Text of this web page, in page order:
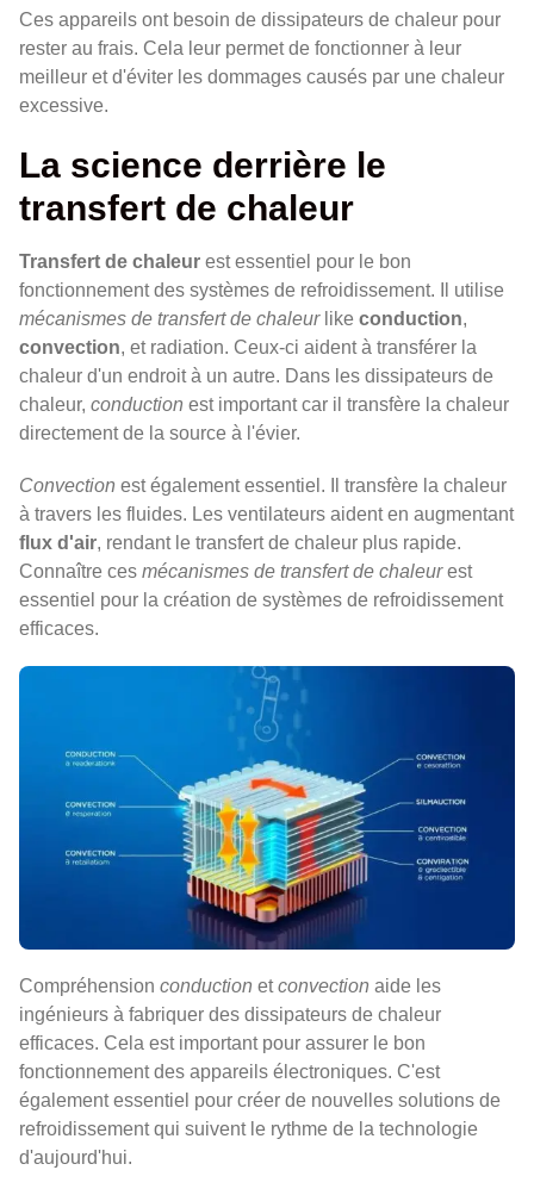
Ces appareils ont besoin de dissipateurs de chaleur pour
rester au frais. Cela leur permet de fonctionner à leur
meilleur et d'éviter les dommages causés par une chaleur
excessive.
La science derrière le
transfert de chaleur
Transfert de chaleur est essentiel pour le bon
fonctionnement des systèmes de refroidissement. Il utilise
mécanismes de transfert de chaleurlike conduction,
convection, et radiation. Ceux-ci aident à transférer la
chaleur d'un endroit à un autre. Dans les dissipateurs de
chaleur, conduction est important car il transfère la chaleur
directement de la source à l'évier.
Convection est également essentiel. Il transfère la chaleur
à travers les fluides. Les ventilateurs aident en augmentant
flux d'air, rendant le transfert de chaleur plus rapide.
Connaître ces mécanismes de transfert de chaleurest
essentiel pour la création de systèmes de refroidissement
efficaces.
Compréhension conduction etconvection aide les
ingénieurs à fabriquer des dissipateurs de chaleur
efficaces. Cela est important pour assurer le bon
fonctionnement des appareils électroniques. C'est
également essentiel pour créer de nouvelles solutions de
refroidissement qui suivent le rythme de la technologie
d'aujourd'hui.